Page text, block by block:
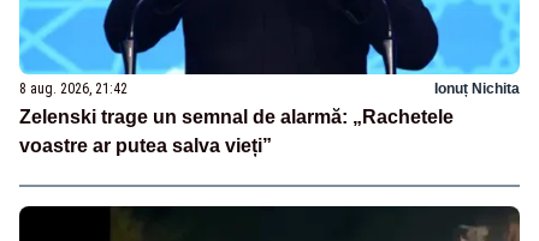
8 aug. 2026, 21:42 Ionuț Nichita
Zelenski trage un semnal de alarmă: „Rachetele
voastre ar putea salva vieți”